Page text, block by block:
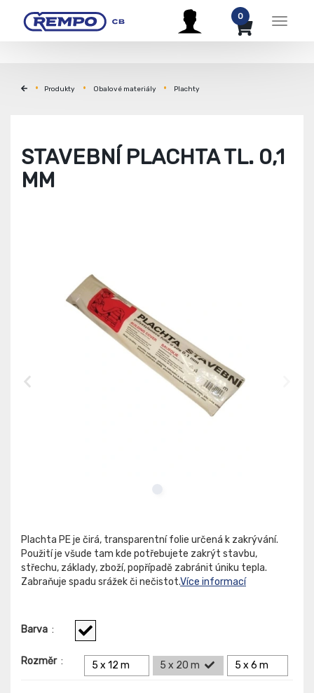
Menu
0
Produkty Obalové materiály Plachty
STAVEBNÍ PLACHTA TL. 0,1
MM
Plachta PE je čirá, transparentní folie určená k zakrývání.
Použití je všude tam kde potřebujete zakrýt stavbu,
střechu, základy, zboží, popřípadě zabránit úniku tepla.
Zabraňuje spadu srážek či nečistot.Více informací
Barva :
Rozměr : 5 x 12 m 5 x 20 m 5 x 6 m